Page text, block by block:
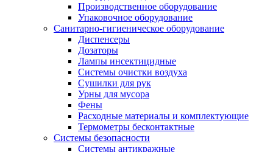
Производственное оборудование
Упаковочное оборудование
Санитарно-гигиеническое оборудование
Диспенсеры
Дозаторы
Лампы инсектицидные
Системы очистки воздуха
Сушилки для рук
Урны для мусора
Фены
Расходные материалы и комплектующие
Термометры бесконтактные
Системы безопасности
Системы антикражные